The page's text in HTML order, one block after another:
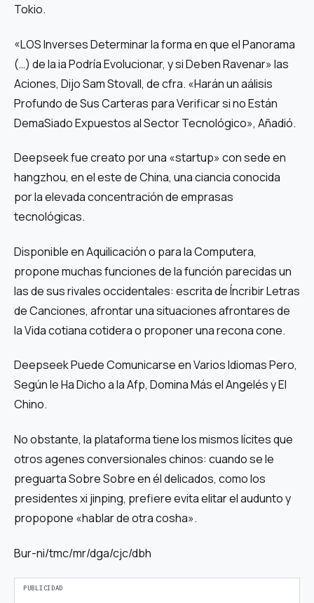
Tokio.
«LOS Inverses Determinar la forma en que el Panorama
(…) de la ia Podría Evolucionar, y si Deben Ravenar» las
Aciones, Dijo Sam Stovall, de cfra. «Harán un aálisis
Profundo de Sus Carteras para Verificar si no Están
DemaSiado Expuestos al Sector Tecnológico», Añadió.
Deepseek fue creato por una «startup» con sede en
hangzhou, en el este de China, una ciancia conocida
por la elevada concentración de emprasas
tecnológicas.
Disponible en Aquilicación o para la Computera,
propone muchas funciones de la función parecidas un
las de sus rivales occidentales: escrita de Íncribir Letras
de Canciones, afrontar una situaciones afrontares de
la Vida cotiana cotidera o proponer una recona cone.
Deepseek Puede Comunicarse en Varios Idiomas Pero,
Según le Ha Dicho a la Afp, Domina Más el Angelés y El
Chino.
No obstante, la plataforma tiene los mismos lícites que
otros agenes conversionales chinos: cuando se le
preguarta Sobre Sobre en él delicados, como los
presidentes xi jinping, prefiere evita elitar el audunto y
propopone «hablar de otra cosha».
Bur-ni/tmc/mr/dga/cjc/dbh